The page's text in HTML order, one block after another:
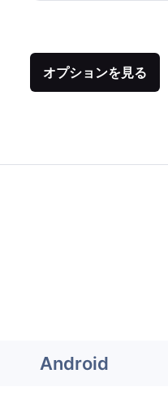
オプションを見る
Android